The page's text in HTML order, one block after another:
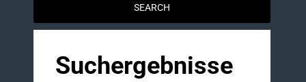
Suchergebnisse